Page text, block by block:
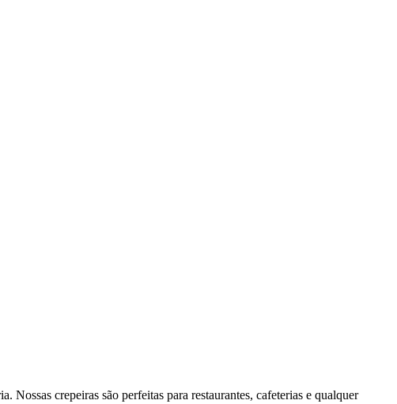
Nossas crepeiras são perfeitas para restaurantes, cafeterias e qualquer